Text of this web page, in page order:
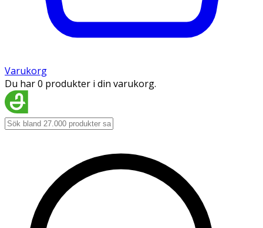
Varukorg
Du har 0 produkter i din varukorg.